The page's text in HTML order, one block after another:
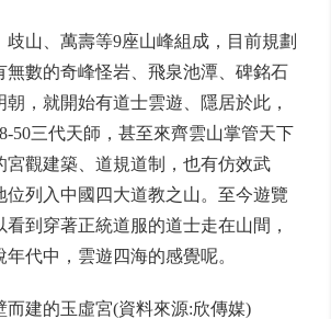
山、萬壽等9座山峰組成，目前規劃
無數的奇峰怪岩、飛泉池潭、碑銘石
，就開始有道士雲遊、隱居於此，
50三代天師，甚至來齊雲山掌管天下
宮觀建築、道規道制，也有仿效武
位列入中國四大道教之山。至今遊覽
到穿著正統道服的道士走在山間，
代中，雲遊四海的感覺呢。
而建的玉虛宮(資料來源:欣傳媒)